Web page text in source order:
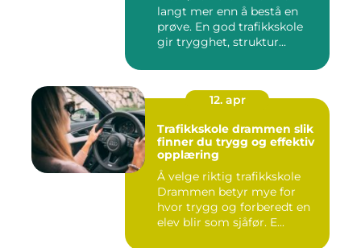
langt mer enn å bestå en
prøve. En god trafikkskole
gir trygghet, struktur...
12. apr
Trafikkskole drammen slik
finner du trygg og effektiv
opplæring
Å velge riktig trafikkskole
Drammen betyr mye for
hvor trygg og forberedt en
elev blir som sjåfør. E...